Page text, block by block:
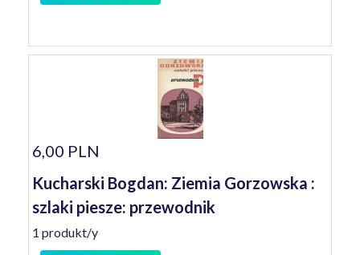
6,00 PLN
Kucharski Bogdan: Ziemia Gorzowska :
szlaki piesze: przewodnik
1 produkt/y